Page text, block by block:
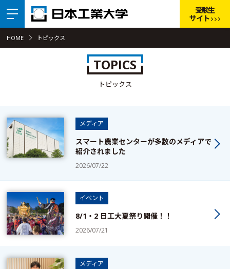
受験生
サイト
HOME トピックス
TOPICS
トピックス
メディア
スマート農業センターが多数のメディアで
紹介されました
2026/07/22
イベント
8/1・2 日工大夏祭り開催！！
2026/07/21
メディア